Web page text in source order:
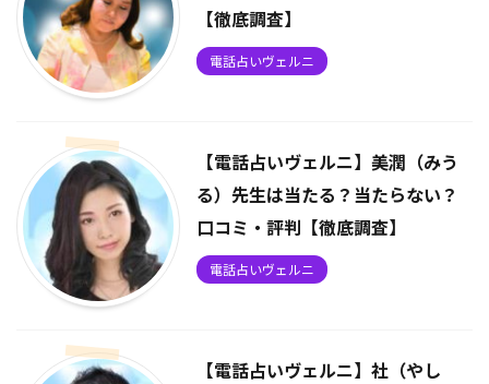
【徹底調査】
電話占いヴェルニ
【電話占いヴェルニ】美潤（みう
る）先生は当たる？当たらない？
口コミ・評判【徹底調査】
電話占いヴェルニ
【電話占いヴェルニ】社（やし